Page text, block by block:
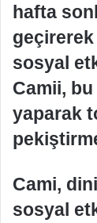
hafta
sosyal
Camii,
yaparak
Cami,
sosyal